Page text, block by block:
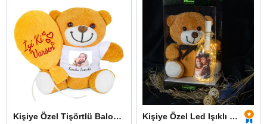
Kişiye Özel Tişörtlü Balon Tutan Ayıcık Kişiye Özel Led Işıklı Fotoğraflı Şişe ve 25 cm Ayıcık